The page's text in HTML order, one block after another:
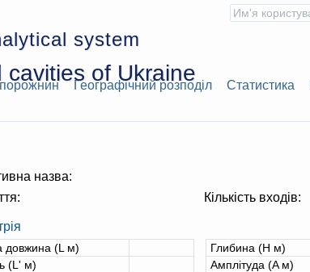
system
of Ukraine
Географічний розподіл Статистика
назва:
Кількість входів:
довжина (L м)
(L' м)
Глибина (H м)
Амплітуда (A м)